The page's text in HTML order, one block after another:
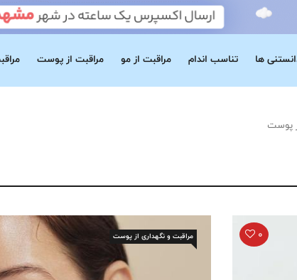
ها تناسب اندام مراقبت از مو مراقبت از پوست
پوست
0 مراقبت و نگهداری از پوست